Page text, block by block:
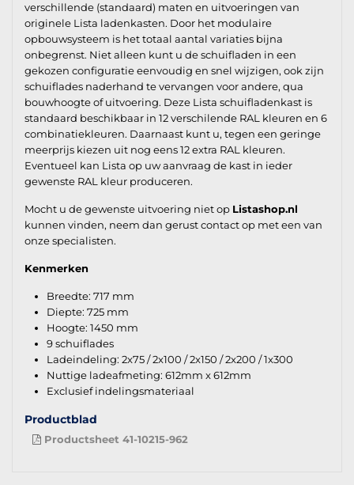
verschillende (standaard) maten en uitvoeringen van
originele Lista ladenkasten. Door het modulaire
opbouwsysteem is het totaal aantal variaties bijna
onbegrenst. Niet alleen kunt u de schuifladen in een
gekozen configuratie eenvoudig en snel wijzigen, ook zijn
schuiflades naderhand te vervangen voor andere, qua
bouwhoogte of uitvoering. Deze Lista schuifladenkast is
standaard beschikbaar in 12 verschilende RAL kleuren en 6
combinatiekleuren. Daarnaast kunt u, tegen een geringe
meerprijs kiezen uit nog eens 12 extra RAL kleuren.
Eventueel kan Lista op uw aanvraag de kast in ieder
gewenste RAL kleur produceren.
Mocht u de gewenste uitvoering niet op Listashop.nl
kunnen vinden, neem dan gerust contact op met een van
onze specialisten.
Kenmerken
Breedte: 717 mm
Diepte: 725 mm
Hoogte: 1450 mm
9 schuiflades
Ladeindeling: 2x75 / 2x100 / 2x150 / 2x200 / 1x300
Nuttige ladeafmeting: 612mm x 612mm
Exclusief indelingsmateriaal
Productblad
Productsheet 41-10215-962